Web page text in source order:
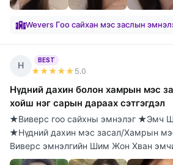
Wevers Гоо сайхан мэс заслын
Н
BEST
★★★★★ 5.0
Нүдний дахин болон хамрын мэс
хойш нэг сарын дараах сэтгэгдэл
★Виверс гоо сайхны эмнэлэг ★Эмч
★Нүдний дахин мэс засал/Хамрын
Виверс эмнэлгийн Шим Жон Хван
болон х...